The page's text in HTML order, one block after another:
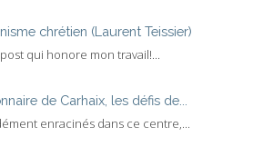
chrétien (Laurent Teissier)
qui honore mon travail!...
de Carhaix, les défis de...
enracinés dans ce centre,...